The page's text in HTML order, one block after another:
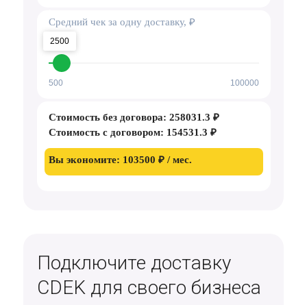
Подключите доставку
CDEK для своего бизнеса
Средний чек за одну доставку, ₽
2500
500 100000
Стоимость без договора: 258031.3 ₽
Стоимость с договором: 154531.3 ₽
Вы экономите: 103500 ₽ / мес.